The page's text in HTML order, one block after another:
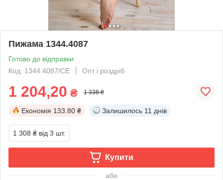
Пижама 1344.4087
Готово до відправки
Код: 1344.4087/СЕ
Опт і роздріб
1 204,20 ₴ 1 338 ₴
Економія 133.80 ₴ Залишилось 11 днів
1 308 ₴ від 3 шт.
Купити
або